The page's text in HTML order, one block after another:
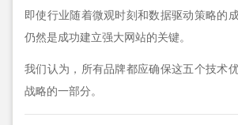
即使行业随着微观时刻和数据驱动策略的
仍然是成功建立强大网站的关键。
我们认为，所有品牌都应确保这五个技术
战略的一部分。